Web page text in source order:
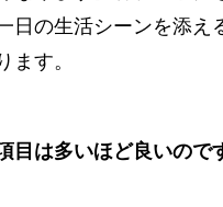
日の生活シーンを添え
ます。
目は多いほど良いので